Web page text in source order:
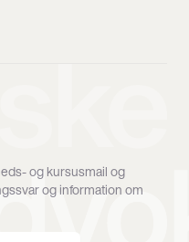
og kursusmail og
og information om